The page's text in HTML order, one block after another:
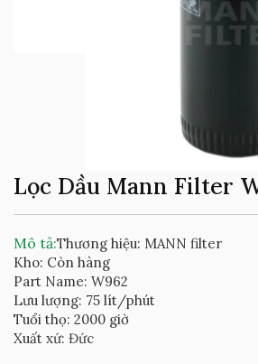
Lọc Dầu Mann Filter
Mô tả:Thương hiệu: MANN filter
Kho: Còn hàng
Part Name: W962
Lưu lượng: 75 lít/phút
Tuổi thọ: 2000 giờ
Xuất xứ: Đức